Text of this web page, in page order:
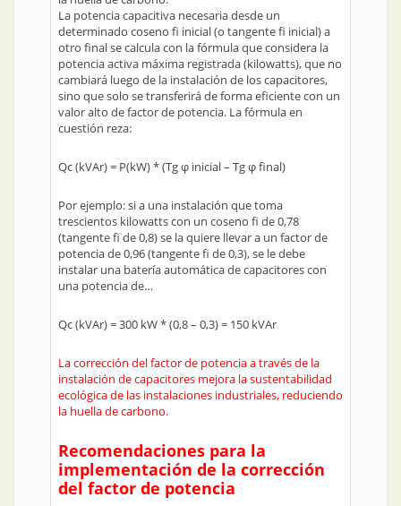
La potencia capacitiva necesaria desde un
determinado coseno fi inicial (o tangente fi inicial) a
otro final se calcula con la fórmula que considera la
potencia activa máxima registrada (kilowatts), que no
cambiará luego de la instalación de los capacitores,
sino que solo se transferirá de forma eficiente con un
valor alto de factor de potencia. La fórmula en
cuestión reza:
Qc (kVAr) = P(kW) * (Tg φ inicial – Tg φ final)
Por ejemplo: si a una instalación que toma
trescientos kilowatts con un coseno fi de 0,78
(tangente fi de 0,8) se la quiere llevar a un factor de
potencia de 0,96 (tangente fi de 0,3), se le debe
instalar una batería automática de capacitores con
una potencia de…
Qc (kVAr) = 300 kW * (0,8 – 0,3) = 150 kVAr
La corrección del factor de potencia a través de la
instalación de capacitores mejora la sustentabilidad
ecológica de las instalaciones industriales, reduciendo
la huella de carbono.
Recomendaciones para la
implementación de la corrección
del factor de potencia